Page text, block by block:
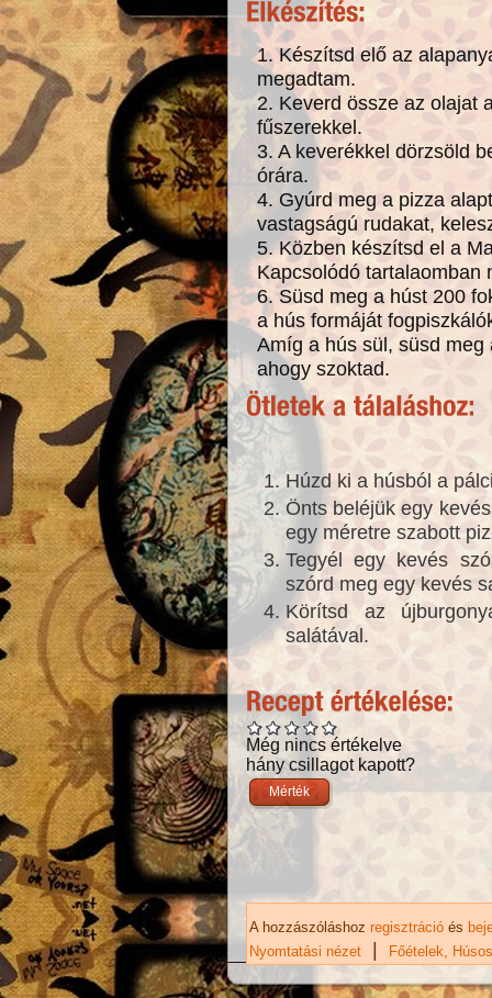
1. Készítsd elő az
megadtam.
2. Keverd össze az olajat
fűszerekkel.
3. A keverékkel dörzsöld
órára.
4. Gyúrd meg a pizza
vastagságú rudakat,
5. Közben készítsd el a
Kapcsolódó tartalaomban
6. Süsd meg a húst 200
a hús formáját
Amíg a hús sül, süsd
ahogy szoktad.
Húzd ki a húsból a
Önts beléjük egy
egy méretre szabott
Tegyél egy kevés
szórd meg egy kevés
Körítsd az
salátával.
Még nincs értékelve
hány csillagot kapott?
A hozzászóláshoz regisztráció és
Nyomtatási nézet
| Főételek